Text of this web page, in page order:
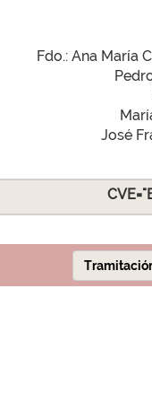
Fdo.: Ana María
José